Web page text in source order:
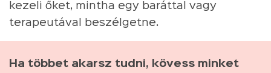
kezeli őket, mintha egy baráttal vagy
terapeutával beszélgetne.
Ha többet akarsz tudni, kövess minket